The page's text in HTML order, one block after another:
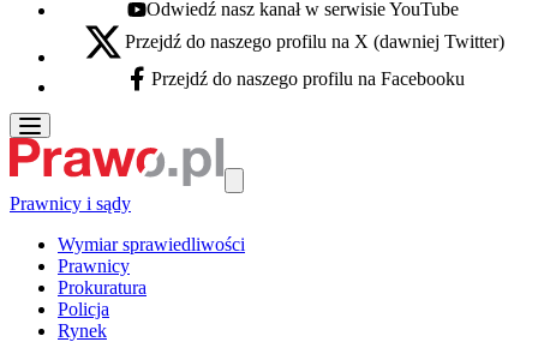
Youtube - otwiera się w nowej karcie
Odwiedź nasz kanał w serwisie YouTube
X - otwiera się w nowej karcie
Przejdź do naszego profilu na X (dawniej Twitter)
Facebook - otwiera się w nowej karcie
Przejdź do naszego profilu na Facebooku
Prawnicy i sądy
Wymiar sprawiedliwości
Prawnicy
Prokuratura
Policja
Rynek